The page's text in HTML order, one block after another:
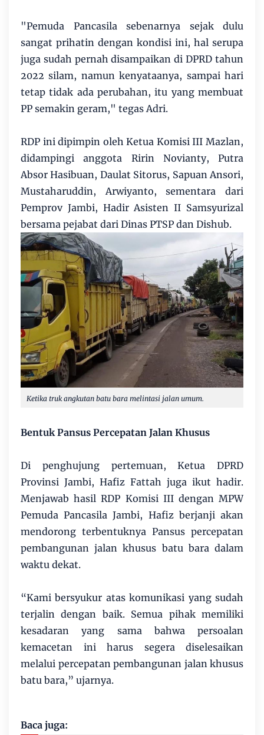
"Pemuda Pancasila sebenarnya sejak dulu
sangat prihatin dengan kondisi ini, hal serupa
juga sudah pernah disampaikan di DPRD tahun
2022 silam, namun kenyataanya, sampai hari
tetap tidak ada perubahan, itu yang membuat
PP semakin geram," tegas Adri.
RDP ini dipimpin oleh Ketua Komisi III Mazlan,
didampingi anggota Ririn Novianty, Putra
Absor Hasibuan, Daulat Sitorus, Sapuan Ansori,
Mustaharuddin, Arwiyanto, sementara dari
Pemprov Jambi, Hadir Asisten II Samsyurizal
bersama pejabat dari Dinas PTSP dan Dishub.
Ketika truk angkutan batu bara melintasi jalan umum.
Bentuk Pansus Percepatan Jalan Khusus
Di penghujung pertemuan, Ketua DPRD
Provinsi Jambi, Hafiz Fattah juga ikut hadir.
Menjawab hasil RDP Komisi III dengan MPW
Pemuda Pancasila Jambi, Hafiz berjanji akan
mendorong terbentuknya Pansus percepatan
pembangunan jalan khusus batu bara dalam
waktu dekat.
“Kami bersyukur atas komunikasi yang sudah
terjalin dengan baik. Semua pihak memiliki
kesadaran yang sama bahwa persoalan
kemacetan ini harus segera diselesaikan
melalui percepatan pembangunan jalan khusus
batu bara,” ujarnya.
Baca juga: